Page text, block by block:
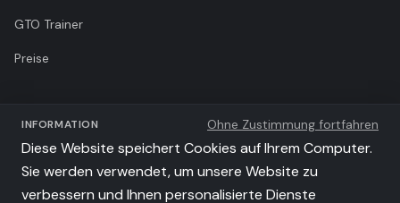
GTO Trainer
Preise
Unternehmen
Nutzungsbedingungen
Datenschutzrichtlinie
INFORMATION Ohne Zustimmung fortfahren
Diese Website speichert Cookies auf Ihrem Computer.
Sie werden verwendet, um unsere Website zu
verbessern und Ihnen personalisierte Dienste